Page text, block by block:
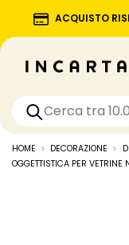
ACQUISTO
HOME DECORAZIONE
OGGETTISTICA PER VETRINE